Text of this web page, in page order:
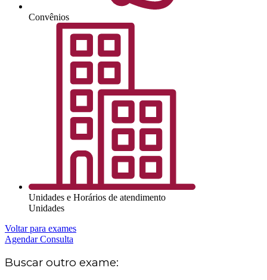
Convênios
Unidades e Horários de atendimento
Unidades
Voltar para exames
Agendar Consulta
Buscar outro exame: